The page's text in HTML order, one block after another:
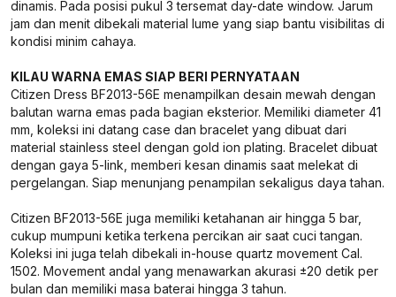
dinamis. Pada posisi pukul 3 tersemat day-date window. Jarum
jam dan menit dibekali material lume yang siap bantu visibilitas di
kondisi minim cahaya.
KILAU WARNA EMAS SIAP BERI PERNYATAAN
Citizen Dress BF2013-56E menampilkan desain mewah dengan
balutan warna emas pada bagian eksterior. Memiliki diameter 41
mm, koleksi ini datang case dan bracelet yang dibuat dari
material stainless steel dengan gold ion plating. Bracelet dibuat
dengan gaya 5-link, memberi kesan dinamis saat melekat di
pergelangan. Siap menunjang penampilan sekaligus daya tahan.
Citizen BF2013-56E juga memiliki ketahanan air hingga 5 bar,
cukup mumpuni ketika terkena percikan air saat cuci tangan.
Koleksi ini juga telah dibekali in-house quartz movement Cal.
1502. Movement andal yang menawarkan akurasi ±20 detik per
bulan dan memiliki masa baterai hingga 3 tahun.